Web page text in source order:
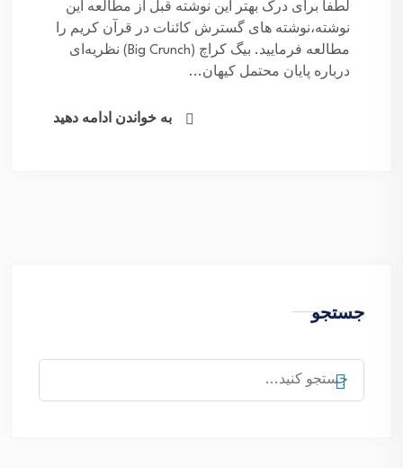
لطفا برای درک بهتر این نوشته قبل از مطالعه این
نوشته،نوشته های گسترش کائنات در قرآن کریم را
مطالعه فرمایید. بیگ کراچ (Big Crunch) نظریه‌ای
درباره پایان محتمل کیهان...
به خواندن ادامه دهید
جستجو
برای: